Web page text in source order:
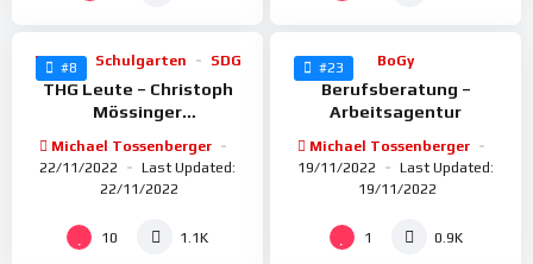
#8
BoGy Schulgarten SDG
THG Leute – Christoph
Mössinger
LEMUR
Michael Tossenberger
22/11/2022
Last Updated:
22/11/2022
10 1.1K
#23 BoGy
Berufsberatung –
Arbeitsagentur
Michael Tossenberger
19/11/2022
Last Updated:
19/11/2022
1 0.9K
100%